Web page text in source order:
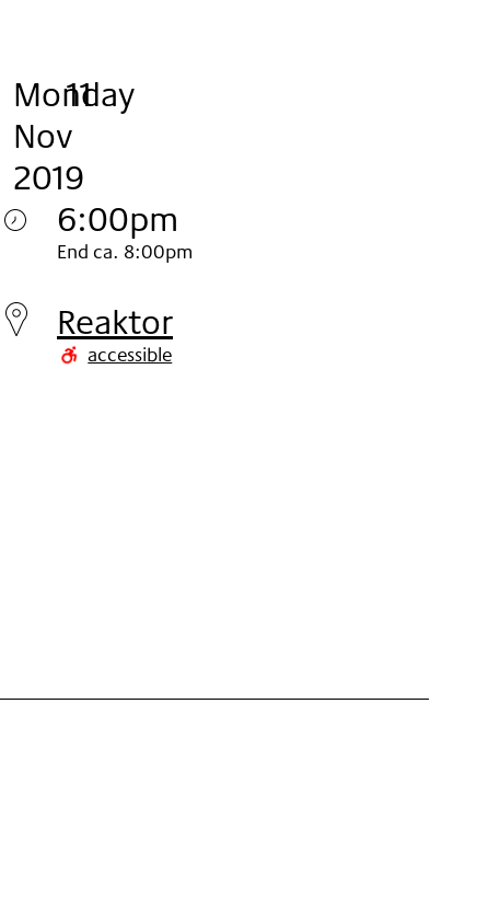
Monday
, 11
.
Nov
2019
.
6:00pm
Monday
11.
Nov
End ca. 8:00pm
Reaktor
accessible